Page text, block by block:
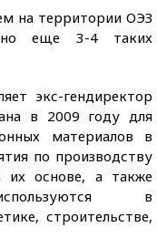
на территории ОЭЗ
еще 3-4 таких
экс-гендиректор
в 2009 году для
материалов в
по производству
их основе, а также
в
строительстве,